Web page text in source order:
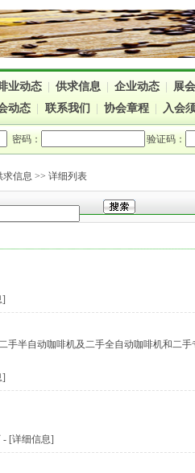
业动态 供求信息 企业动态
展
动态 联系我们 协会章程 入会
密码： 验证码：
求信息 >> 详细列表
]
手半自动咖啡机及二手全自动咖啡机和二
]
- [详细信息]